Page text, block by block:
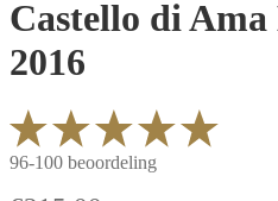
Castello di
2016
96-100 beoordeling